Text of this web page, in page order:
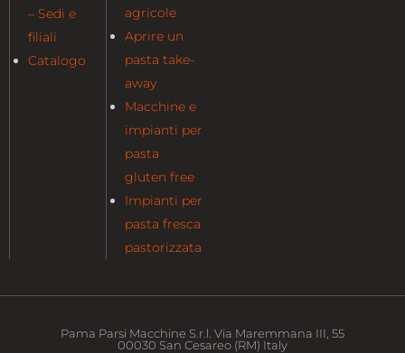
– Sedi e
filiali
Catalogo
agricole
Aprire un
pasta take-
away
Macchine e
impianti per
pasta
gluten free
Impianti per
pasta fresca
pastorizzata
Pama Parsi Macchine S.r.l. Via Maremmana III, 55
00030 San Cesareo (RM) Italy